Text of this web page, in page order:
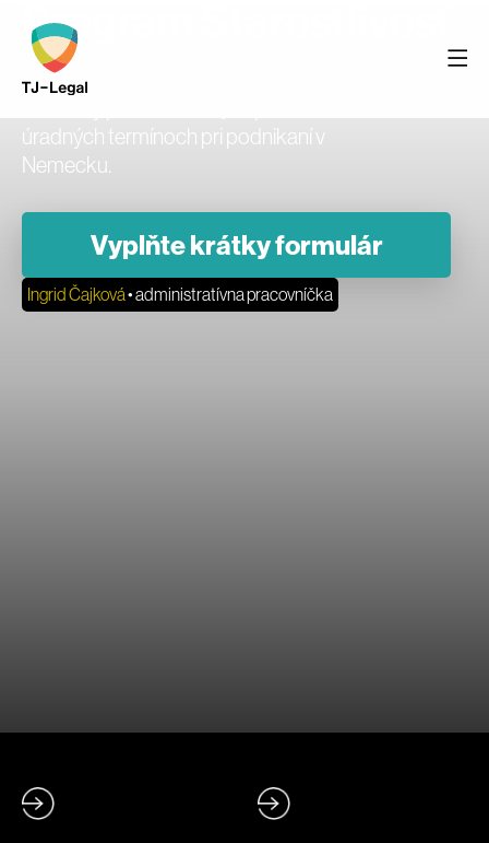
Program Starostlivosť
Vďaka programu Starostlivosť získate
úradných termínoch pri podnikaní v
Nemecku.
Vyplňte krátky formulár
Ingrid Čajková• administratívna pracovníčka